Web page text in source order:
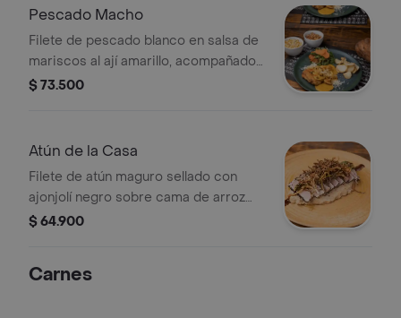
Pescado Macho
Filete de pescado blanco en salsa de
mariscos al ají amarillo, acompañado
de chips de yuca y ensalada fresca.
$ 73.500
Atún de la Casa
Filete de atún maguro sellado con
ajonjolí negro sobre cama de arroz
cremoso en leche de coco y tope de
$ 64.900
Carnes